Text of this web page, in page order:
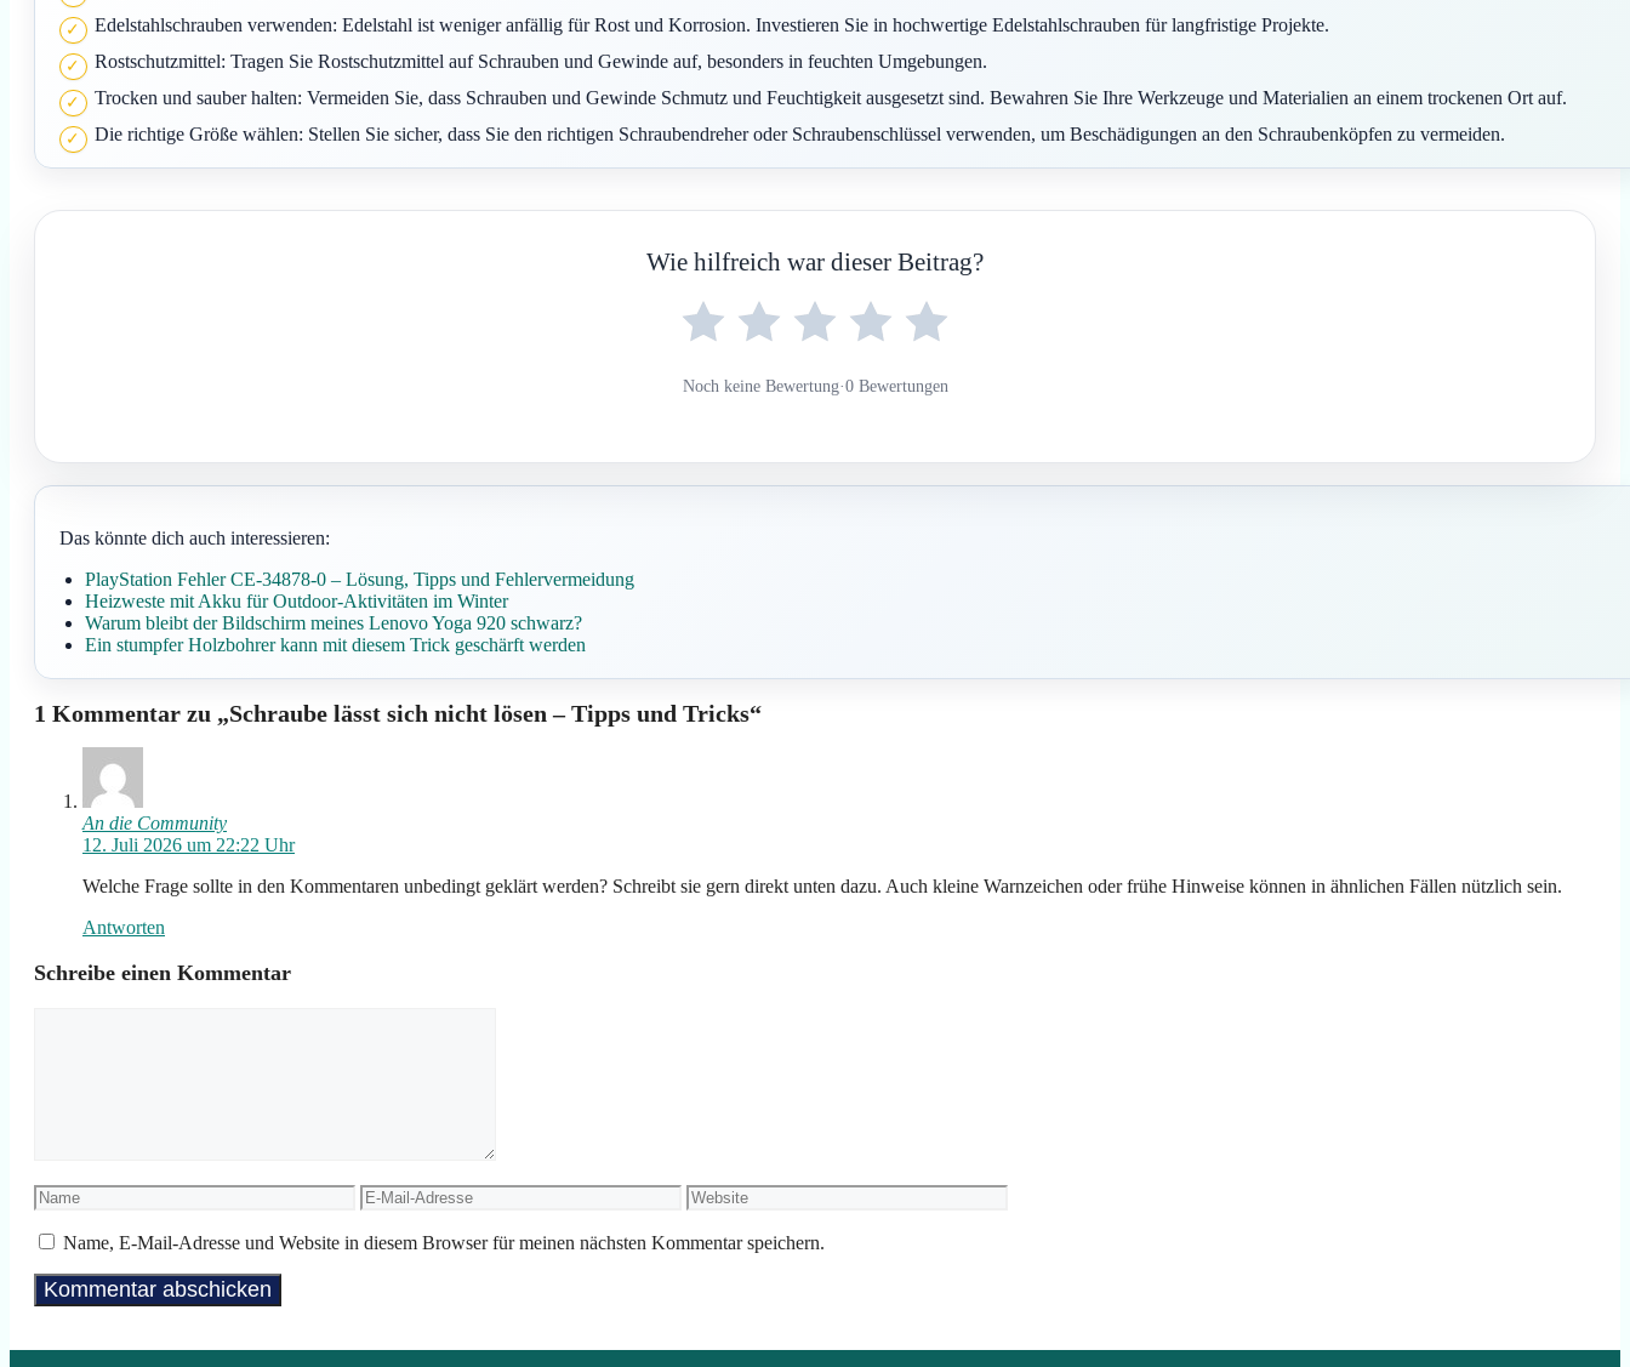
Edelstahlschrauben verwenden: Edelstahl ist weniger anfällig für Rost und Korrosion. Investieren Sie in hochwertige Edelstahlschrauben für langfristige Projekte.
Rostschutzmittel: Tragen Sie Rostschutzmittel auf Schrauben und Gewinde auf, besonders in feuchten Umgebungen.
Trocken und sauber halten: Vermeiden Sie, dass Schrauben und Gewinde Schmutz und Feuchtigkeit ausgesetzt sind. Bewahren Sie Ihre Werkzeuge und Materialien an einem trockenen Ort auf.
Die richtige Größe wählen: Stellen Sie sicher, dass Sie den richtigen Schraubendreher oder Schraubenschlüssel verwenden, um Beschädigungen an den Schraubenköpfen zu vermeiden.
Wie hilfreich war dieser Beitrag?
Noch keine Bewertung·0 Bewertungen
Das könnte dich auch interessieren:
PlayStation Fehler CE-34878-0 – Lösung, Tipps und Fehlervermeidung
Heizweste mit Akku für Outdoor-Aktivitäten im Winter
Warum bleibt der Bildschirm meines Lenovo Yoga 920 schwarz?
Ein stumpfer Holzbohrer kann mit diesem Trick geschärft werden
1 Kommentar zu „Schraube lässt sich nicht lösen – Tipps und Tricks“
An die Community
12. Juli 2026 um 22:22 Uhr
Welche Frage sollte in den Kommentaren unbedingt geklärt werden? Schreibt sie gern direkt unten dazu. Auch kleine Warnzeichen oder frühe Hinweise können in ähnlichen Fällen nützlich sein.
Antworten
Schreibe einen Kommentar
Name
E-
Mail-
Adresse
Website
Name, E-Mail-Adresse und Website in diesem Browser für meinen nächsten Kommentar speichern.